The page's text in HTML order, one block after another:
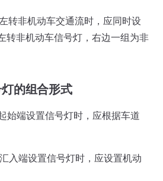
转非机动车交通流时，应同时设
转非机动车信号灯，右边一组为非
的组合形式
端设置信号灯时，应根据车道
入端设置信号灯时，应设置机动